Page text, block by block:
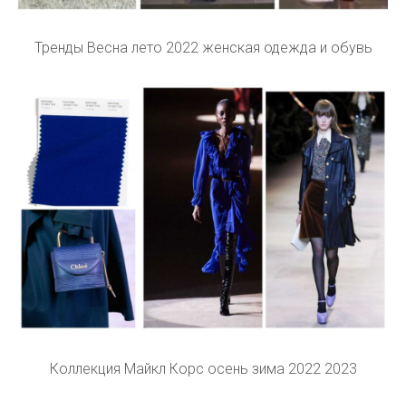
Тренды Весна лето 2022 женская одежда и обувь
Коллекция Майкл Корс осень зима 2022 2023